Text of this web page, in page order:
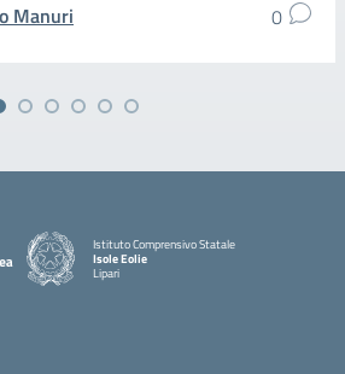
Manuri 0
Istituto Comprensivo Statale
Isole Eolie
Lipari